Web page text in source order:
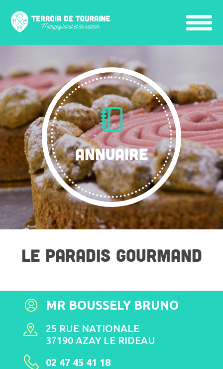
ANNUAIRE
LE PARADIS GOURMAND
MR BOUSSELY BRUNO
25 RUE NATIONALE
37190 AZAY LE RIDEAU
02 47 45 41 18